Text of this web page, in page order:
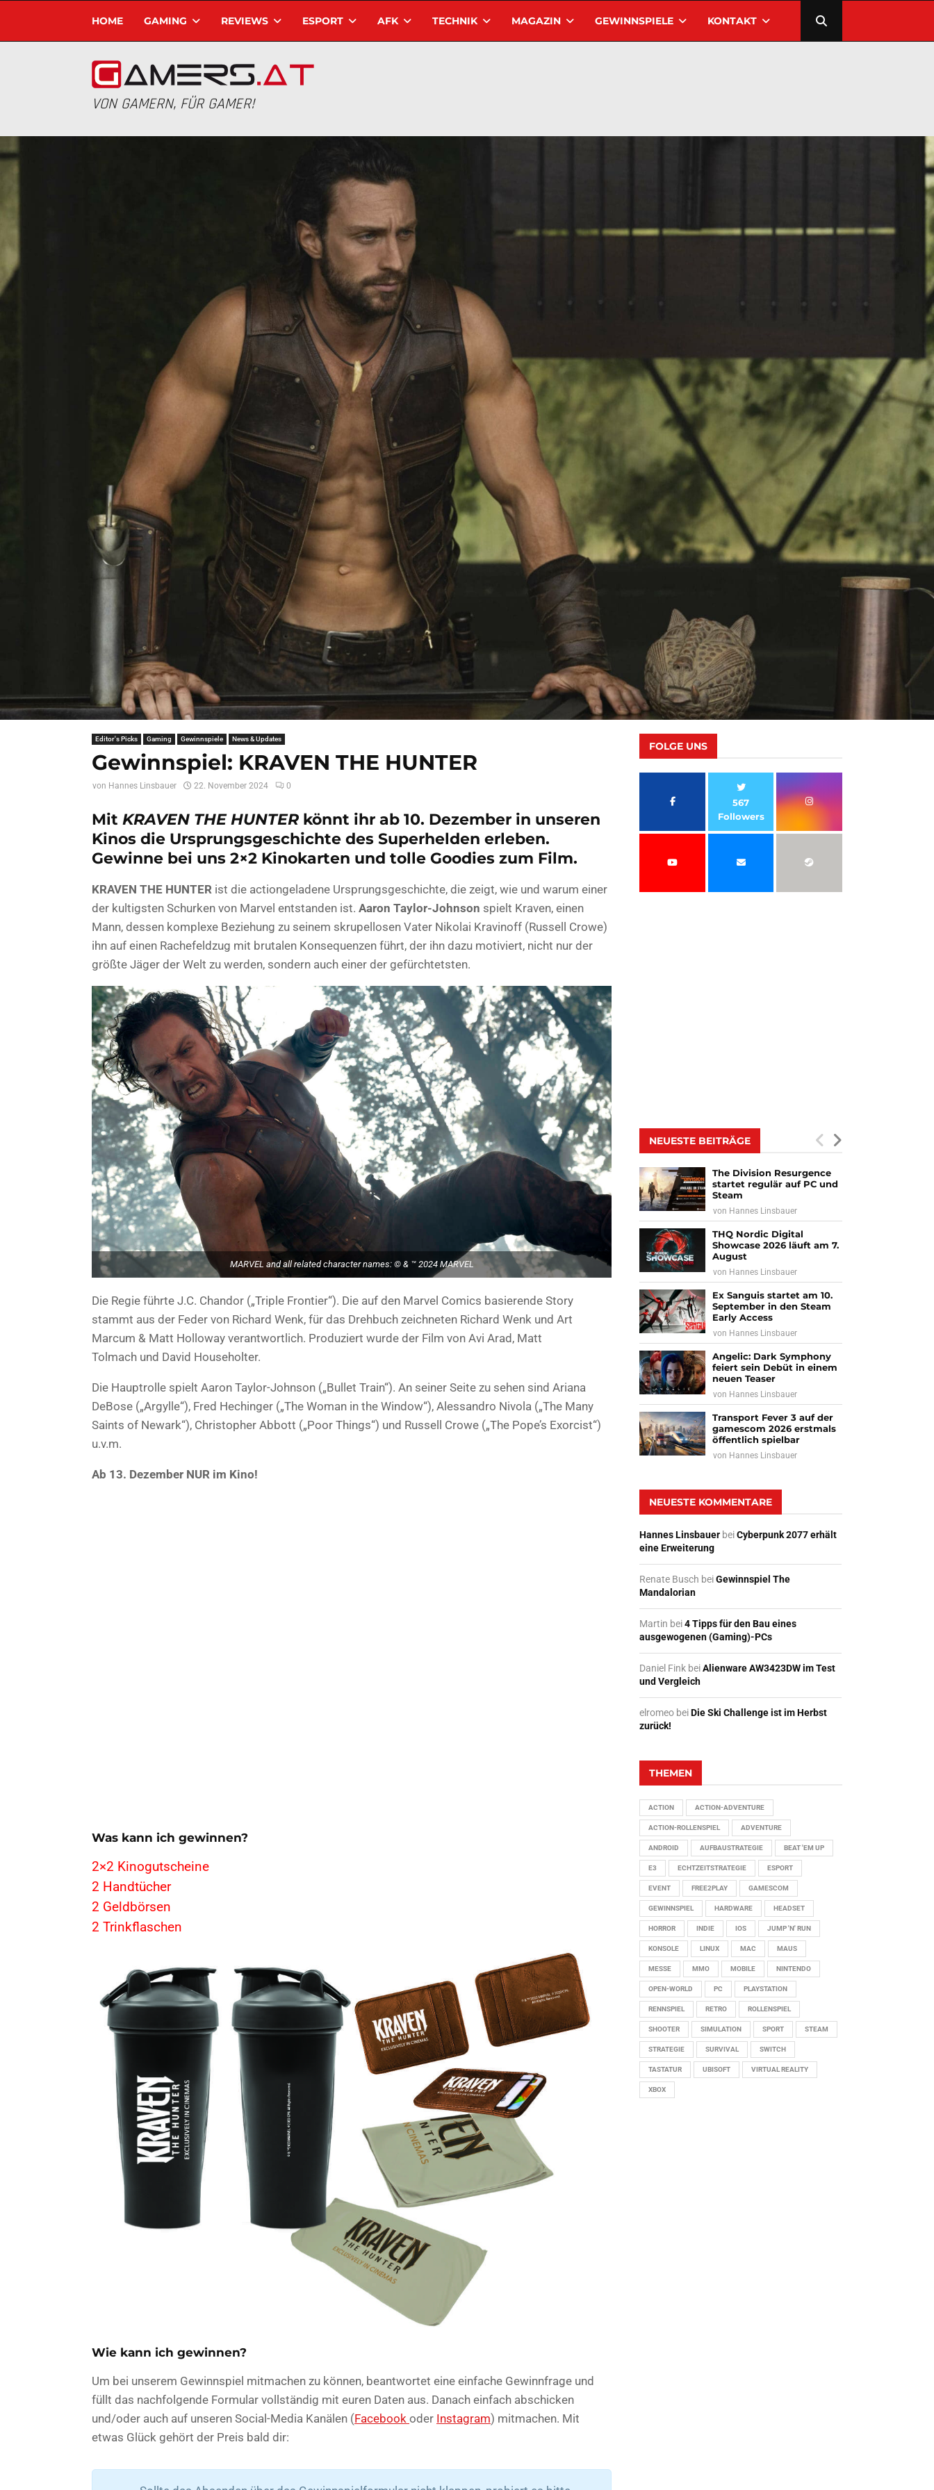
HOME GAMING REVIEWS ESPORT AFK TECHNIK MAGAZIN GEWINNSPIELE KONTAKT
VON GAMERN, FÜR GAMER!
Editor's Picks Gaming Gewinnspiele News & Updates
Gewinnspiel: KRAVEN THE HUNTER
von Hannes Linsbauer 22. November 2024 0
Mit KRAVEN THE HUNTER könnt ihr ab 10. Dezember in unseren
Kinos die Ursprungsgeschichte des Superhelden erleben.
Gewinne bei uns 2×2 Kinokarten und tolle Goodies zum Film.
KRAVEN THE HUNTER ist die actiongeladene Ursprungsgeschichte, die zeigt, wie und warum einer
der kultigsten Schurken von Marvel entstanden ist. Aaron Taylor-Johnson spielt Kraven, einen
Mann, dessen komplexe Beziehung zu seinem skrupellosen Vater Nikolai Kravinoff (Russell Crowe)
ihn auf einen Rachefeldzug mit brutalen Konsequenzen führt, der ihn dazu motiviert, nicht nur der
größte Jäger der Welt zu werden, sondern auch einer der gefürchtetsten.
MARVEL and all related character names: © & ™ 2024 MARVEL
Die Regie führte J.C. Chandor („Triple Frontier“). Die auf den Marvel Comics basierende Story
stammt aus der Feder von Richard Wenk, für das Drehbuch zeichneten Richard Wenk und Art
Marcum & Matt Holloway verantwortlich. Produziert wurde der Film von Avi Arad, Matt
Tolmach und David Householter.
Die Hauptrolle spielt Aaron Taylor-Johnson („Bullet Train“). An seiner Seite zu sehen sind Ariana
DeBose („Argylle“), Fred Hechinger („The Woman in the Window“), Alessandro Nivola („The Many
Saints of Newark“), Christopher Abbott („Poor Things“) und Russell Crowe („The Pope’s Exorcist“)
u.v.m.
Ab 13. Dezember NUR im Kino!
Was kann ich gewinnen?
2×2 Kinogutscheine
2 Handtücher
2 Geldbörsen
2 Trinkflaschen
Wie kann ich gewinnen?
Um bei unserem Gewinnspiel mitmachen zu können, beantwortet eine einfache Gewinnfrage und
füllt das nachfolgende Formular vollständig mit euren Daten aus. Danach einfach abschicken
und/oder auch auf unseren Social-Media Kanälen (Facebook oder Instagram) mitmachen. Mit
etwas Glück gehört der Preis bald dir:
FOLGE UNS
567
Followers
NEUESTE BEITRÄGE
The Division Resurgence
startet regulär auf PC und
Steam
von Hannes Linsbauer
THQ Nordic Digital
Showcase 2026 läuft am 7.
August
von Hannes Linsbauer
Ex Sanguis startet am 10.
September in den Steam
Early Access
von Hannes Linsbauer
Angelic: Dark Symphony
feiert sein Debüt in einem
neuen Teaser
von Hannes Linsbauer
Transport Fever 3 auf der
gamescom 2026 erstmals
öffentlich spielbar
von Hannes Linsbauer
NEUESTE KOMMENTARE
Hannes Linsbauer beiCyberpunk 2077 erhält
eine Erweiterung
Renate Busch beiGewinnspiel The
Mandalorian
Martin bei4 Tipps für den Bau eines
ausgewogenen (Gaming)-PCs
Daniel Fink beiAlienware AW3423DW im Test
und Vergleich
elromeo beiDie Ski Challenge ist im Herbst
zurück!
THEMEN
ACTION ACTION-ADVENTURE
ACTION-ROLLENSPIEL ADVENTURE
ANDROID AUFBAUSTRATEGIE BEAT 'EM UP
E3 ECHTZEITSTRATEGIE ESPORT
EVENT FREE2PLAY GAMESCOM
GEWINNSPIEL HARDWARE HEADSET
HORROR INDIE IOS JUMP 'N' RUN
KONSOLE LINUX MAC MAUS
MESSE MMO MOBILE NINTENDO
OPEN-WORLD PC PLAYSTATION
RENNSPIEL RETRO ROLLENSPIEL
SHOOTER SIMULATION SPORT STEAM
STRATEGIE SURVIVAL SWITCH
TASTATUR UBISOFT VIRTUAL REALITY
XBOX